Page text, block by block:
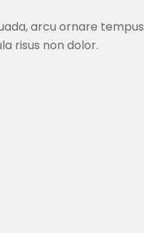
arcu ornare tempus
risus non dolor.